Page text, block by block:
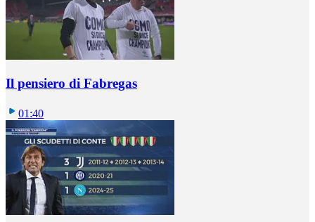
Il pensiero di Fabregas
01:40